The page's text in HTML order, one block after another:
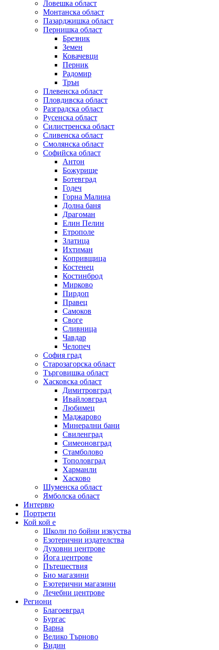
Ловешка област
Монтанска област
Пазарджишка област
Пернишка област
Брезник
Земен
Ковачевци
Перник
Радомир
Трън
Плевенска област
Пловдивска област
Разградска област
Русенска област
Силистренска област
Сливенска област
Смолянска област
Софийска област
Антон
Божурище
Ботевград
Годеч
Горна Малина
Долна баня
Драгоман
Елин Пелин
Етрополе
Златица
Ихтиман
Копривщица
Костенец
Костинброд
Мирково
Пирдоп
Правец
Самоков
Своге
Сливница
Чавдар
Челопеч
София град
Старозагорска област
Търговишка област
Хасковска област
Димитровград
Ивайловград
Любимец
Маджарово
Минерални бани
Свиленград
Симеоновград
Стамболово
Тополовград
Харманли
Хасково
Шуменска област
Ямболска област
Интервю
Портрети
Кой кой е
Школи по бойни изкуства
Езотерични издателства
Духовни центрове
Йога центрове
Пътешествия
Био магазини
Езотерични магазини
Лечебни центрове
Региони
Благоевград
Бургас
Варна
Велико Търново
Видин